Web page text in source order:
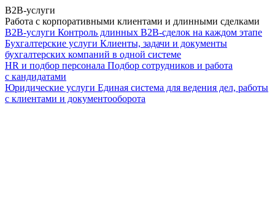
B2B-услуги
Работа с корпоративными клиентами и длинными сделками
B2B-услуги Контроль длинных B2B-сделок на каждом этапе
Бухгалтерские услуги Клиенты, задачи и документы
бухгалтерских компаний в одной системе
HR и подбор персонала Подбор сотрудников и работа
с кандидатами
Юридические услуги Единая система для ведения дел, работы
с клиентами и документооборота